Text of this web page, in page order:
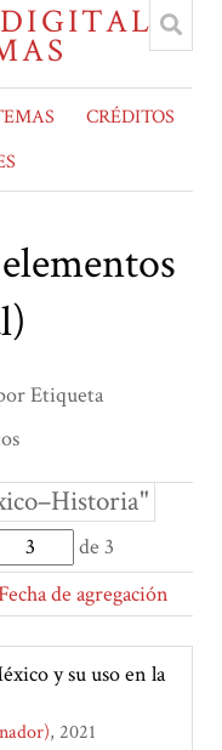
CRÉDITOS
Etiqueta
de 3
de agregación
y su uso en la
2021